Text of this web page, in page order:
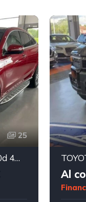
25
MERCEDES-BENZ GLE 350d 4matic
Al